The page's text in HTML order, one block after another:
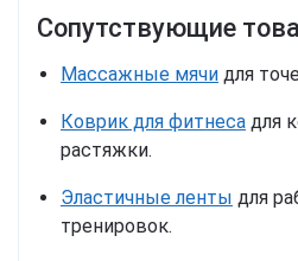
Сопутствующие
Массажные мячи для
Коврик для фитнеса для
растяжки.
Эластичные ленты для
тренировок.